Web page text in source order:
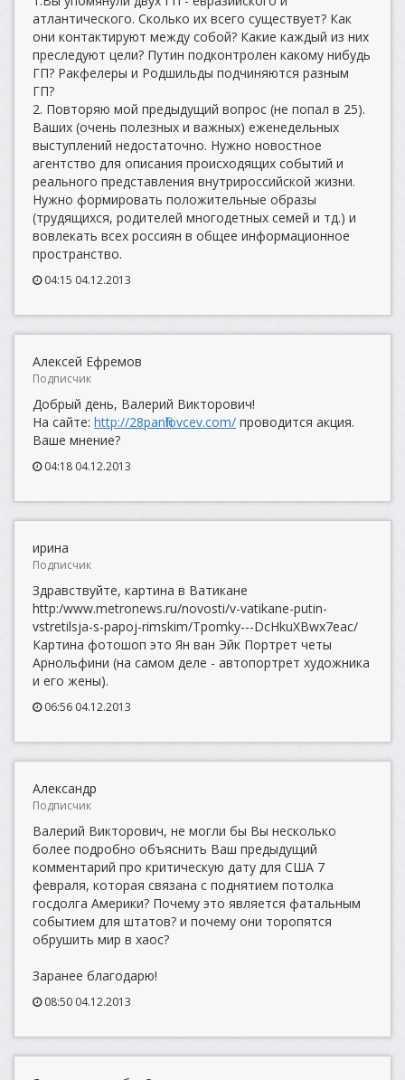
атлантического. Сколько их всего существует? Как
они контактируют между собой? Какие каждый из них
преследуют цели? Путин подконтролен какому нибудь
ГП? Ракфелеры и Родшильды подчиняются разным
ГП?
2. Повторяю мой предыдущий вопрос (не попал в 25).
Ваших (очень полезных и важных) еженедельных
выступлений недостаточно. Нужно новостное
агентство для описания происходящих событий и
реального представления внутрироссийской жизни.
Нужно формировать положительные образы
(трудящихся, родителей многодетных семей и тд.) и
вовлекать всех россиян в общее информационное
пространство.
04:15 04.12.2013
Алексей Ефремов
Подписчик
Добрый день, Валерий Викторович!
На сайте: http://28panfilovcev.com/ проводится акция.
Ваше мнение?
04:18 04.12.2013
ирина
Подписчик
Здравствуйте, картина в Ватикане
http:/www.metronews.ru/novosti/v-vatikane-putin-
vstretilsja-s-papoj-rimskim/Tpomky---DcHkuXBwx7eac/
Картина фотошоп это Ян ван Эйк Портрет четы
Арнольфини (на самом деле - автопортрет художника
и его жены).
06:56 04.12.2013
Александр
Подписчик
Валерий Викторович, не могли бы Вы несколько
более подробно объяснить Ваш предыдущий
комментарий про критическую дату для США 7
февраля, которая связана с поднятием потолка
госдолга Америки? Почему это является фатальным
событием для штатов? и почему они торопятся
обрушить мир в хаос?
Заранее благодарю!
08:50 04.12.2013